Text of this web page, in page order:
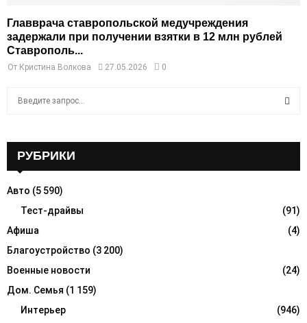
Главврача ставропольской медучреждения
задержали при получении взятки в 12 млн рублей
Ставрополь...
От Кристина Волкова 27.05.2026 0
o
R
C
H
РУБРИКИ
Авто (5 590)
Тест-драйвы
(91)
Афиша
(4)
Благоустройство (3 200)
Военные новости
(24)
Дом. Семья (1 159)
Интерьер
(946)